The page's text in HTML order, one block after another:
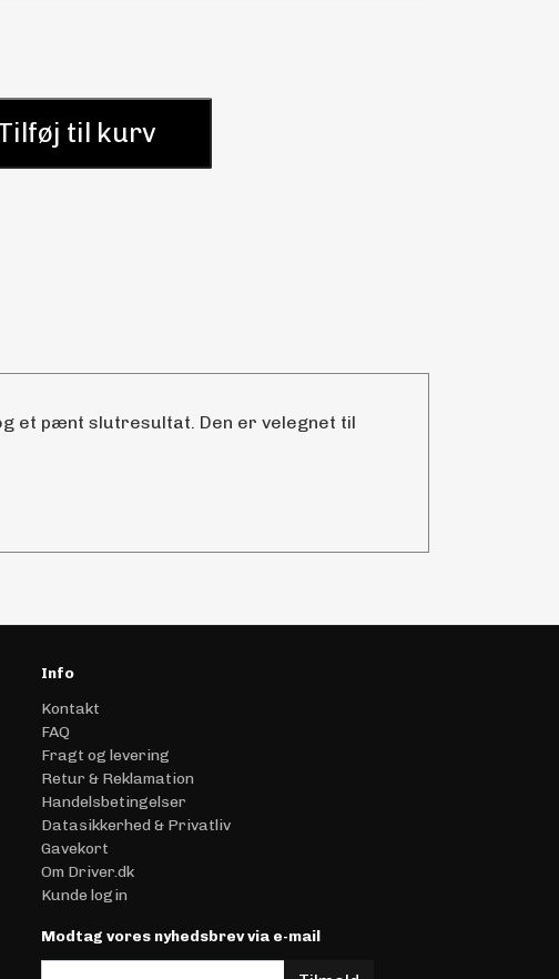
til kurv
et pænt slutresultat. Den er velegnet til
Info
Kontakt
FAQ
Fragt og levering
Retur & Reklamation
Handelsbetingelser
Datasikkerhed & Privatliv
Gavekort
Om Driver.dk
Kunde login
Modtag vores nyhedsbrev via e-mail